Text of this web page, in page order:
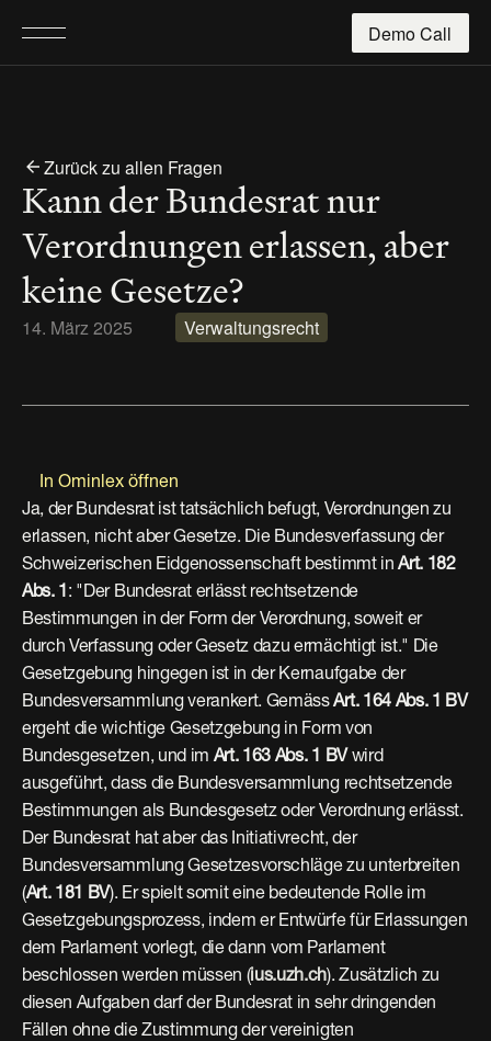
Zurück zu allen Fragen
Kann der Bundesrat nur
Verordnungen erlassen, aber
keine Gesetze?
14. März 2025 Verwaltungsrecht
In Ominlex öffnen
Ja, der Bundesrat ist tatsächlich befugt, Verordnungen zu
erlassen, nicht aber Gesetze. Die Bundesverfassung der
Schweizerischen Eidgenossenschaft bestimmt in Art. 182
Abs. 1 : "Der Bundesrat erlässt rechtsetzende
Bestimmungen in der Form der Verordnung, soweit er
durch Verfassung oder Gesetz dazu ermächtigt ist." Die
Gesetzgebung hingegen ist in der Kernaufgabe der
Bundesversammlung verankert. Gemäss Art. 164 Abs. 1 BV
ergeht die wichtige Gesetzgebung in Form von
Bundesgesetzen, und im Art. 163 Abs. 1 BV wird
ausgeführt, dass die Bundesversammlung rechtsetzende
Bestimmungen als Bundesgesetz oder Verordnung erlässt.
Der Bundesrat hat aber das Initiativrecht, der
Bundesversammlung Gesetzesvorschläge zu unterbreiten
(Art. 181 BV). Er spielt somit eine bedeutende Rolle im
Gesetzgebungsprozess, indem er Entwürfe für Erlassungen
dem Parlament vorlegt, die dann vom Parlament
beschlossen werden müssen (ius.uzh.ch). Zusätzlich zu
diesen Aufgaben darf der Bundesrat in sehr dringenden
Fällen ohne die Zustimmung der vereinigten
Demo Call